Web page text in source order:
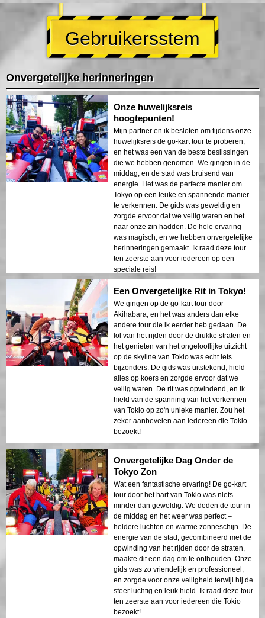
Gebruikersstem
Onvergetelijke herinneringen
Onze huwelijksreis
hoogtepunten!
Mijn partner en ik besloten om tijdens onze
huwelijksreis de go-kart tour te proberen,
en het was een van de beste beslissingen
die we hebben genomen. We gingen in de
middag, en de stad was bruisend van
energie. Het was de perfecte manier om
Tokyo op een leuke en spannende manier
te verkennen. De gids was geweldig en
zorgde ervoor dat we veilig waren en het
naar onze zin hadden. De hele ervaring
was magisch, en we hebben onvergetelijke
herinneringen gemaakt. Ik raad deze tour
ten zeerste aan voor iedereen op een
speciale reis!
Een Onvergetelijke Rit in Tokyo!
We gingen op de go-kart tour door
Akihabara, en het was anders dan elke
andere tour die ik eerder heb gedaan. De
lol van het rijden door de drukke straten en
het genieten van het ongelooflijke uitzicht
op de skyline van Tokio was echt iets
bijzonders. De gids was uitstekend, hield
alles op koers en zorgde ervoor dat we
veilig waren. De rit was opwindend, en ik
hield van de spanning van het verkennen
van Tokio op zo'n unieke manier. Zou het
zeker aanbevelen aan iedereen die Tokio
bezoekt!
Onvergetelijke Dag Onder de
Tokyo Zon
Wat een fantastische ervaring! De go-kart
tour door het hart van Tokio was niets
minder dan geweldig. We deden de tour in
de middag en het weer was perfect –
heldere luchten en warme zonneschijn. De
energie van de stad, gecombineerd met de
opwinding van het rijden door de straten,
maakte dit een dag om te onthouden. Onze
gids was zo vriendelijk en professioneel,
en zorgde voor onze veiligheid terwijl hij de
sfeer luchtig en leuk hield. Ik raad deze tour
ten zeerste aan voor iedereen die Tokio
bezoekt!